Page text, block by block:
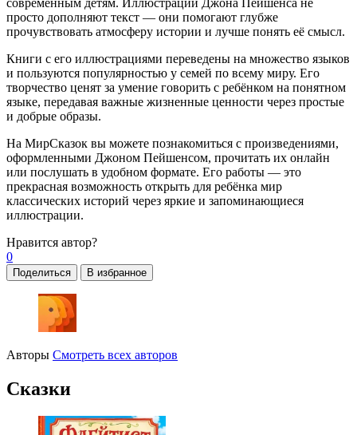
современным детям. Иллюстрации Джона Пейшенса не
просто дополняют текст — они помогают глубже
прочувствовать атмосферу истории и лучше понять её смысл.
Книги с его иллюстрациями переведены на множество языков
и пользуются популярностью у семей по всему миру. Его
творчество ценят за умение говорить с ребёнком на понятном
языке, передавая важные жизненные ценности через простые
и добрые образы.
На МирСказок вы можете познакомиться с произведениями,
оформленными Джоном Пейшенсом, прочитать их онлайн
или послушать в удобном формате. Его работы — это
прекрасная возможность открыть для ребёнка мир
классических историй через яркие и запоминающиеся
иллюстрации.
Нравится автор?
0
Поделиться В избранное
Авторы Смотреть всех авторов
Сказки